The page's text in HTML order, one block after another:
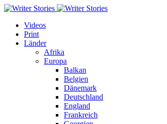
Videos
Print
Länder
Afrika
Europa
Balkan
Belgien
Dänemark
Deutschland
England
Frankreich